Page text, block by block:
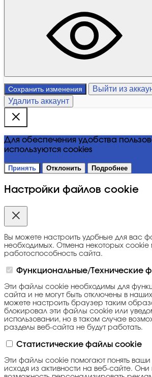
Сохранить изменения
Выйти из
Удалить аккаунт
Для обеспечения удобства
используются cookies
Принять Отклонить Подробнее
Настройки файлов cookie
Вы можете настроить удобные для вас
необходимых. Отмена некоторых cookie
работоспособность сайта.
Функциональные/Технические
Эти файлы cookie необходимы для
сайта и не могут быть отключены в
можете настроить браузер таким
блокировал эти файлы cookie или
использовании, но в таком случае
разделы веб-сайта не будут работать.
Статистические файлы cookie
Эти файлы cookie помогают понять ваши
исходя из активности на веб-сайте. Они